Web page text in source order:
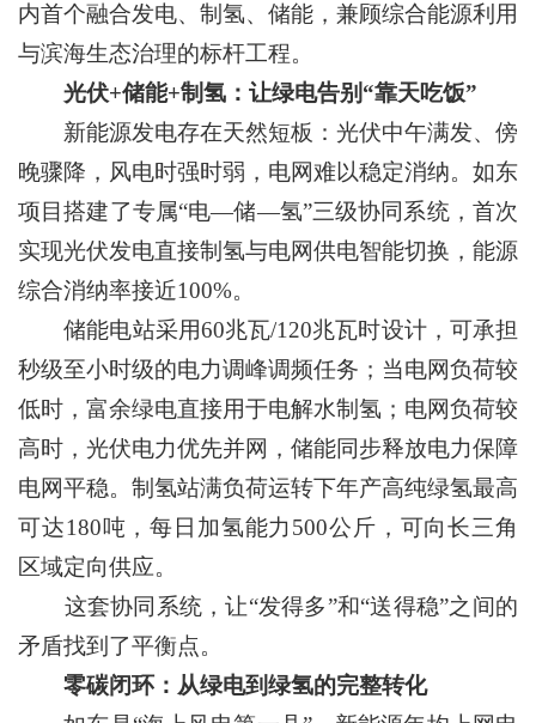
内首个融合发电、制氢、储能，兼顾综合能源利用
与滨海生态治理的标杆工程。
光伏+储能+制氢：让绿电告别“靠天吃饭”
新能源发电存在天然短板：光伏中午满发、傍
晚骤降，风电时强时弱，电网难以稳定消纳。如东
项目搭建了专属“电—储—氢”三级协同系统，首次
实现光伏发电直接制氢与电网供电智能切换，能源
综合消纳率接近100%。
储能电站采用60兆瓦/120兆瓦时设计，可承担
秒级至小时级的电力调峰调频任务；当电网负荷较
低时，富余绿电直接用于电解水制氢；电网负荷较
高时，光伏电力优先并网，储能同步释放电力保障
电网平稳。制氢站满负荷运转下年产高纯绿氢最高
可达180吨，每日加氢能力500公斤，可向长三角
区域定向供应。
这套协同系统，让“发得多”和“送得稳”之间的
矛盾找到了平衡点。
零碳闭环：从绿电到绿氢的完整转化